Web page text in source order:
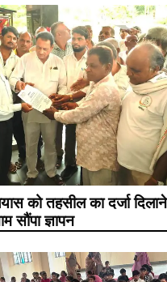
को तहसील का दर्जा
सौंपा ज्ञापन